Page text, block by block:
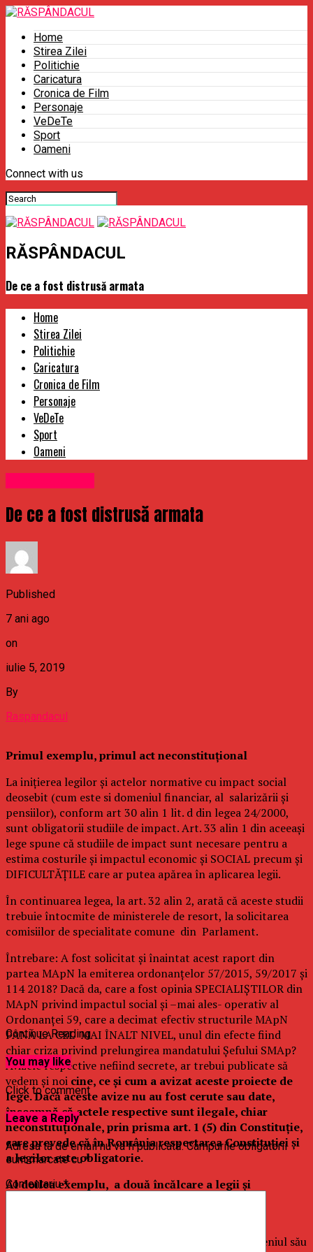
Home
Stirea Zilei
Politichie
Caricatura
Cronica de Film
Personaje
VeDeTe
Sport
Oameni
Connect with us
RĂSPÂNDACUL
De ce a fost distrusă armata
Home
Stirea Zilei
Politichie
Caricatura
Cronica de Film
Personaje
VeDeTe
Sport
Oameni
De ce a fost distrusă armata
Published
7 ani ago
on
iulie 5, 2019
By
Raspandacul
Primul exemplu, primul act neconstituțional
La inițierea legilor și actelor normative cu impact social
deosebit (cum este si domeniul financiar, al salarizării și
pensiilor), conform art 30 alin 1 lit. d din legea 24/2000,
sunt obligatorii studiile de impact. Art. 33 alin 1 din aceeași
lege spune că studiile de impact sunt necesare pentru a
estima costurile și impactul economic și SOCIAL precum și
DIFICULTĂȚILE care ar putea apărea în aplicarea legii.
În continuarea legea, la art. 32 alin 2, arată că aceste studii
trebuie întocmite de ministerele de resort, la solicitarea
comisiilor de specialitate comune din Parlament.
Întrebare: A fost solicitat și înaintat acest raport din
partea MApN la emiterea ordonanțelor 57/2015, 59/2017 și
114 2018? Dacă da, care a fost opinia SPECIALIȘTILOR din
MApN privind impactul social și –mai ales- operativ al
Ordonanței 59, care a decimat efectiv structurile MApN
PÂNĂ LA CEL MAI ÎNALT NIVEL, unul din efecte fiind
chiar criza privind prelungirea mandatului Șefului SMAp?
Avizele respective nefiind secrete, ar trebui publicate să
vedem și noi cine, ce și cum a avizat aceste proiecte de
lege. Dacă aceste avize nu au fost cerute sau date,
înseamnă că actele respective sunt ilegale, chiar
neconstituționale, prin prisma art. 1 (5) din Constituție,
care prevede că în România respectarea Constituției și
a legilor este obligatorie.
Al doilea exemplu, a două încălcare a legii și
”elaborarea proiectelor de acte normative din domeniul său
Continue Reading
You may like
Click to comment
Leave a Reply
Adresa ta de email nu va fi publicată. Câmpurile obligatorii
sunt marcate cu*
Comentariu*